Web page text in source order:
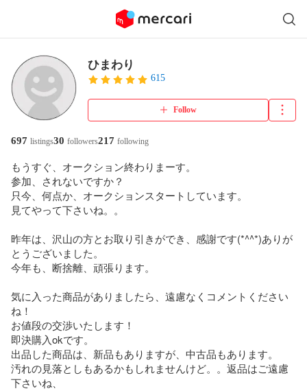
ひまわり
615
Follow
697 listings30 followers217 following
もうすぐ、オークション終わりまーす。
参加、されないですか？
只今、何点か、オークションスタートしています。
見てやって下さいね。。
昨年は、沢山の方とお取り引きができ、感謝です(*^^*)ありが
とうございました。
今年も、断捨離、頑張ります。
気に入った商品がありましたら、遠慮なくコメントください
ね！
お値段の交渉いたします！
即決購入okです。
出品した商品は、新品もありますが、中古品もあります。
汚れの見落としもあるかもしれませんけど。。返品はご遠慮
下さいね、